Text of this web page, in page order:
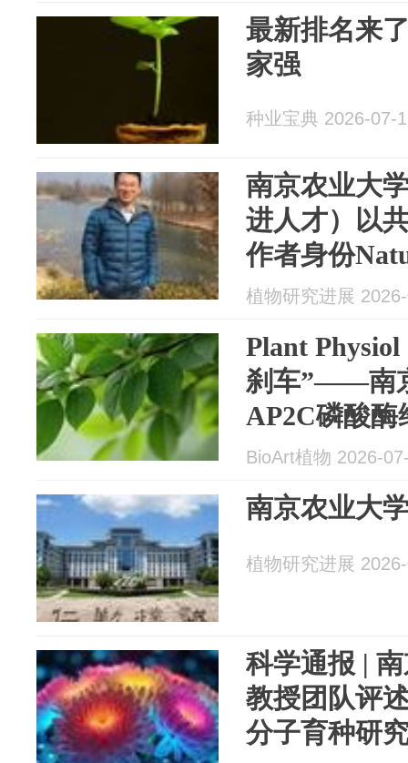
最新排名来
家强
种业宝典 2026-07-
南京农业大
进人才）以
作者身份
表研究成果
植物研究进展
Plant
刹车”——南
AP2C磷酸
号稳态的新
BioArt植物 2026-
南京农业大
植物研究进展
科学通报 |
教授团队评
分子育种研